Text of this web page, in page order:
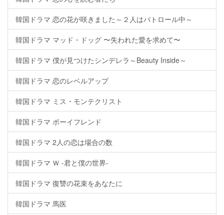
韓国ドラマ 恋の花が咲きました～２人はパトロール中～
韓国ドラマ マッド・ドッグ 〜失われた愛を求めて〜
韓国ドラマ 僕が見つけたシンデレラ～Beauty Inside～
韓国ドラマ 恋のレベルアップ
韓国ドラマ ミス・モンテクリスト
韓国ドラマ ボーイフレンド
韓国ドラマ 2人の恋は場合の数
韓国ドラマ Ｗ -君と僕の世界-
韓国ドラマ 復讐の花束をあなたに
韓国ドラマ 馬医